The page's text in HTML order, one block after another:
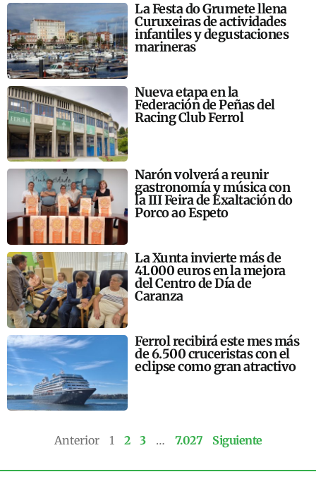
La Festa do Grumete llena
Curuxeiras de actividades
infantiles y degustaciones
marineras
Nueva etapa en la
Federación de Peñas del
Racing Club Ferrol
Narón volverá a reunir
gastronomía y música con
la III Feira de Exaltación do
Porco ao Espeto
La Xunta invierte más de
41.000 euros en la mejora
del Centro de Día de
Caranza
Ferrol recibirá este mes más
de 6.500 cruceristas con el
eclipse como gran atractivo
Anterior 1 2 3 … 7.027 Siguiente